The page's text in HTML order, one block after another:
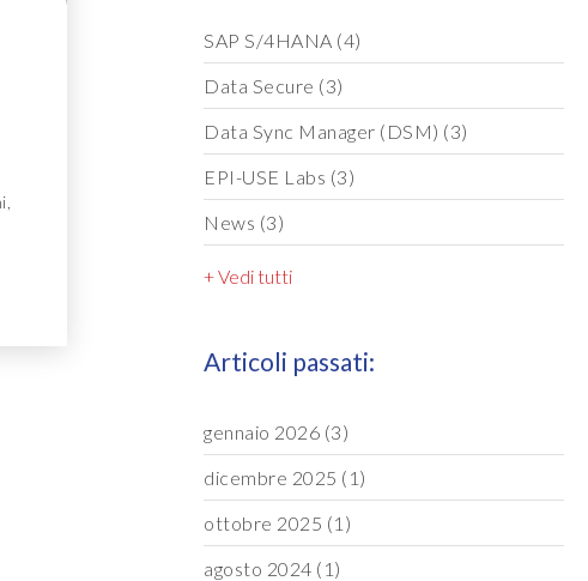
SAP S/4HANA (4)
Data Secure (3)
Data Sync Manager (DSM) (3)
EPI-USE Labs (3)
News (3)
+ Vedi tutti
Articoli passati:
gennaio 2026 (3)
dicembre 2025 (1)
ottobre 2025 (1)
agosto 2024 (1)